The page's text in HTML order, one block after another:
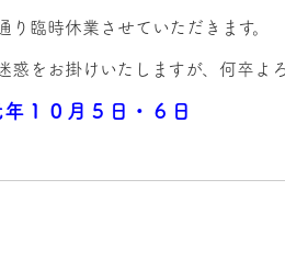
り臨時休業させていただきます。
惑をお掛けいたしますが、何卒よ
１０月５日・６日